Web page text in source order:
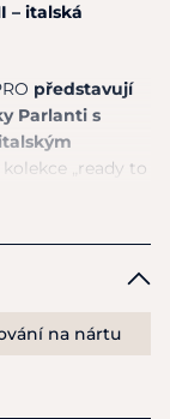
– italská
představují
Parlanti s
„ready to
proslulé
a
mikrovlákna
stabilitu
na nártu